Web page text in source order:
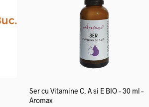
Ser cu Vitamine C, A si E BIO – 30 ml –
Aromax